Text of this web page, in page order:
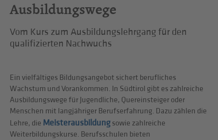
Ausbildungswege
Vom Kurs zum Ausbildungslehrgang für den
qualifizierten Nachwuchs
Ein vielfältiges Bildungsangebot sichert berufliches
Wachstum und Vorankommen. In Südtirol gibt es zahlreiche
Ausbildungswege für Jugendliche, Quereinsteiger oder
Menschen mit langjähriger Berufserfahrung. Dazu zählen die
Lehre, die Meisterausbildung sowie zahlreiche
Weiterbildungskurse. Berufsschulen bieten